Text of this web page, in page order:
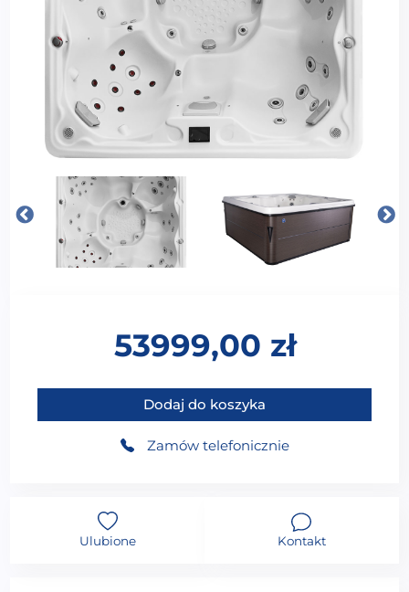
53999,00 zł
ilość Wanna ogrodowa z hydromasażem VIKING
Dodaj do koszyka
Zamów telefonicznie
Ulubione Kontakt